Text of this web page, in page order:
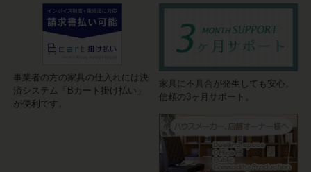
事業者の方の家具の仕入れには決
済システム「Bカート掛け払い」
が便利です。
家具に不具合が発生しても安心。
信頼の3ヶ月サポート。